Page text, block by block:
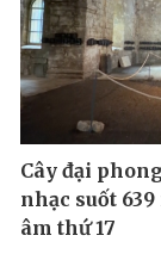
doanh nghiệp
24h
Cây đại
nhạc suốt
âm thứ 17